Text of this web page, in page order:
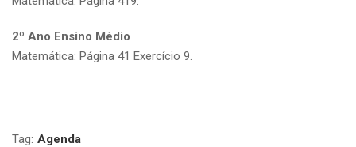
2º Ano Ensino Médio
Matemática: Página 41 Exercício 9.
Tag: Agenda